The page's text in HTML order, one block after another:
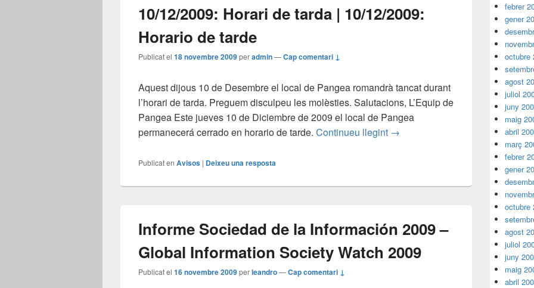
10/12/2009: Horari de tarda | 10/12/2009:
Horario de tarde
Publicat el 18 novembre 2009peradmin—Cap comentari ↓
Aquest dijous 10 de Desembre el local de Pangea romandrà tancat durant
l’horari de tarda. Preguem disculpeu les molèsties. Salutacions, L’Equip de
Pangea Este jueves 10 de Diciembre de 2009 el local de Pangea
permanecerá cerrado en horario de tarde. Continueu llegint 10/12/2009: Horari de tarda | 10/
→
Publicat en Avisos | Deixeu una resposta
Informe Sociedad de la Información 2009 –
Global Information Society Watch 2009
Publicat el 16 novembre 2009perleandro—Cap comentari ↓
febrer
gener
octubre
agost
juliol
juny
maig
abril
març
febrer
gener
octubre
agost
juliol
juny
maig
abril